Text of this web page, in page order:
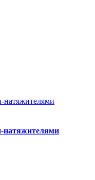
натяжителями